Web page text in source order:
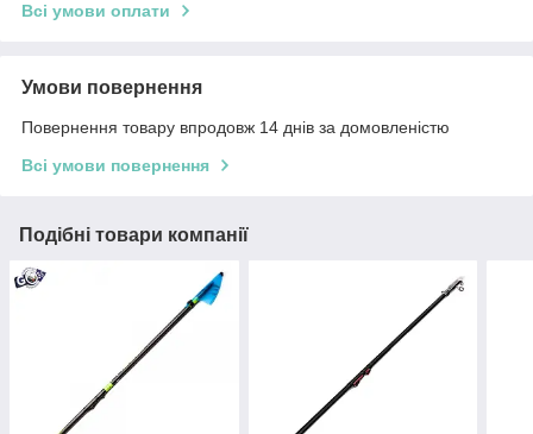
Всі умови оплати
Умови повернення
Повернення товару впродовж 14 днів за домовленістю
Всі умови повернення
Подібні товари компанії